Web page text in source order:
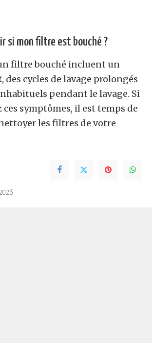
si mon filtre est bouché ?
filtre bouché incluent un
, des cycles de lavage prolongés
pendant le lavage. Si
ces symptômes, il est temps de
les filtres de votre